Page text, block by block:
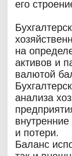
его
на
активов и
валютой
анализа
и потери.
Баланс